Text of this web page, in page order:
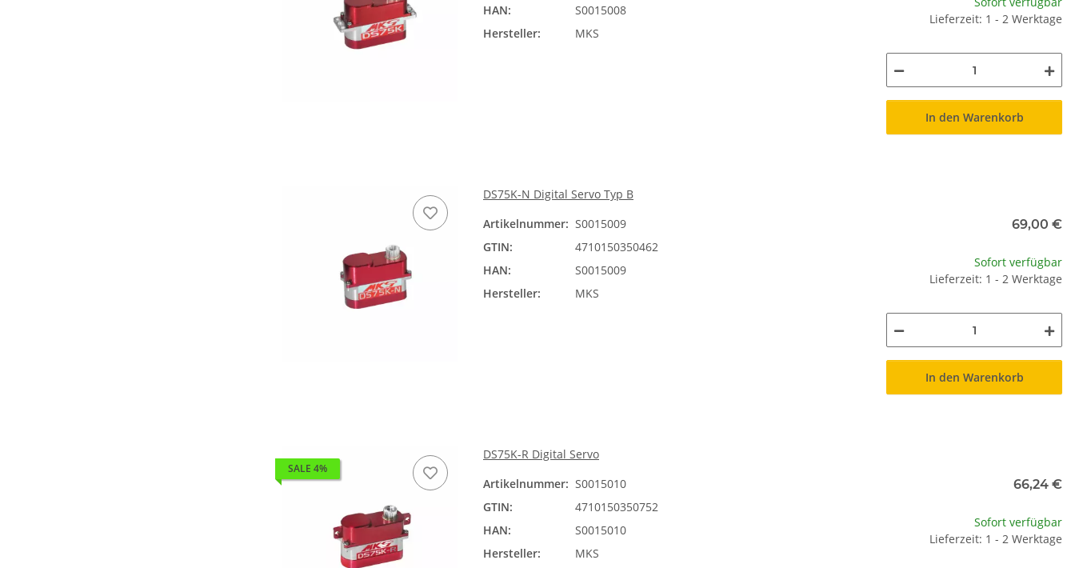
HAN:
S0015008
Hersteller:
MKS
Lieferzeit: 1 - 2 Werktage
In den Warenkorb
DS75K-N Digital Servo Typ B
Artikelnummer: S0015009
GTIN:
4710150350462
HAN:
S0015009
Hersteller:
MKS
69,00 €
Sofort verfügbar
Lieferzeit: 1 - 2 Werktage
In den Warenkorb
SALE 4%
DS75K-R Digital Servo
Artikelnummer: S0015010
GTIN:
4710150350752
HAN:
S0015010
Hersteller:
MKS
66,24 €
Sofort verfügbar
Lieferzeit: 1 - 2 Werktage